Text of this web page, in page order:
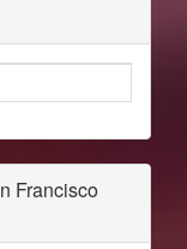
Francisco